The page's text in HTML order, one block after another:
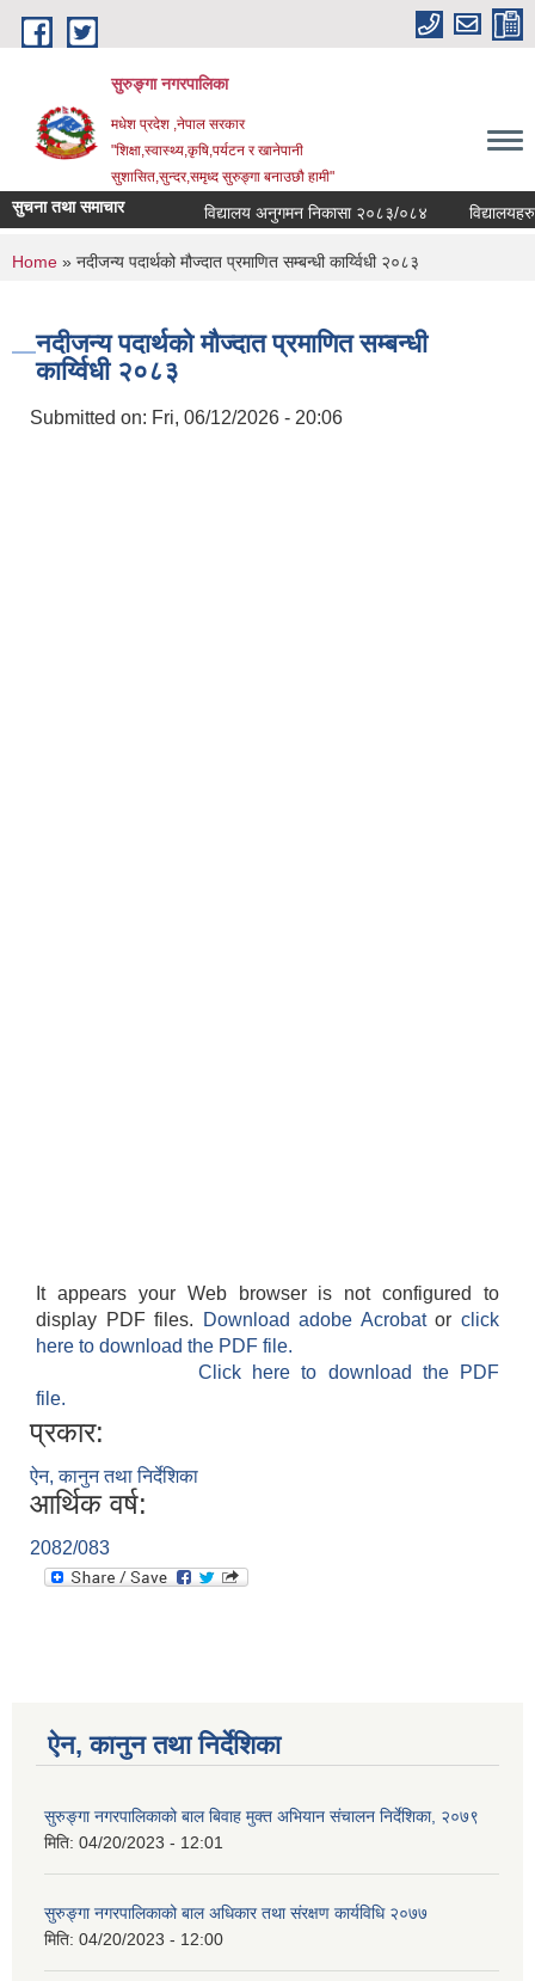
Skip to main content
सुरुङ्‍गा नगरपालिका
मधेश प्रदेश ,नेपाल सरकार
"शिक्षा,स्वास्थ्य,कृषि,पर्यटन र खानेपानी
सुशासित,सुन्दर,समृध्द सुरुङ्गा बनाउछौ हामी"
सुचना तथा समाचार विद्यालय अनुगमन निकासा २०८३/०८४
You are here
Home » नदीजन्य पदार्थको मौज्दात प्रमाणित सम्बन्धी कार्य्विधी २०८३
नदीजन्य पदार्थको मौज्दात प्रमाणित सम्बन्धी
कार्य्विधी २०८३
Submitted on: Fri, 06/12/2026 - 20:06
It appears your Web browser is not configured to
display PDF files.
Download adobe Acrobatorclick
here to download the PDF file.
Click here to download the PDF
file.
प्रकार:
ऐन, कानुन तथा निर्देशिका
आर्थिक वर्ष:
2082/083
ऐन, कानुन तथा निर्देशिका
सुरुङ्गा नगरपालिकाको बाल बिवाह मुक्त अभियान संचालन निर्देशिका, २०७९
मिति: 04/20/2023 - 12:01
सुरुङ्गा नगरपालिकाको बाल अधिकार तथा संरक्षण कार्यविधि २०७७
मिति: 04/20/2023 - 12:00